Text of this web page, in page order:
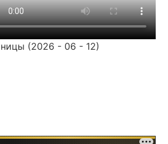
(2026 - 06 - 12)